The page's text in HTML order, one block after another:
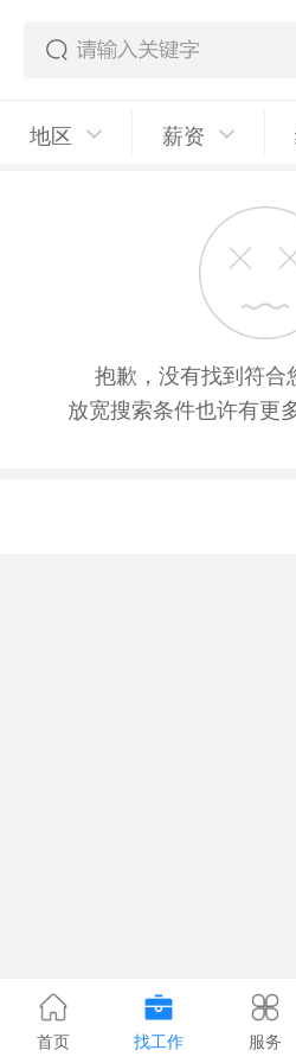
地区 薪资
抱歉，没有找到符合
放宽搜索条件也许有更
首页 找工作 服务